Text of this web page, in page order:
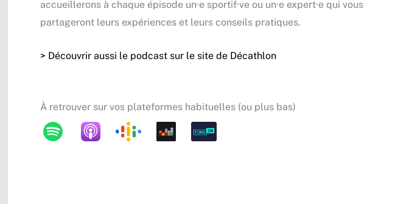
accueillerons à chaque épisode un·e sportif·ve ou un·e expert·e qui vous
partageront leurs expériences et leurs conseils pratiques.
> Découvrir aussi le podcast sur le site de Décathlon
À retrouver sur vos plateformes habituelles (ou plus bas)